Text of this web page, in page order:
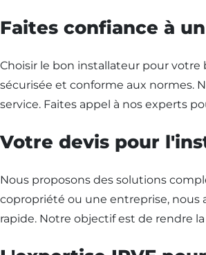
Faites confiance à
Choisir le bon installateur pour votre
sécurisée et conforme aux normes.
service. Faites appel à nos experts
Votre devis pour
Nous proposons des solutions
copropriété ou une entreprise, nous
rapide. Notre objectif est de rendre